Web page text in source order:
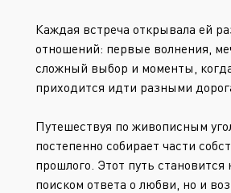
Каждая встреча открывала ей
отношений: первые волнения,
сложный выбор и моменты,
приходится идти разными
Путешествуя по живописным
постепенно собирает части
прошлого. Этот путь становится
поиском ответа о любви, но и